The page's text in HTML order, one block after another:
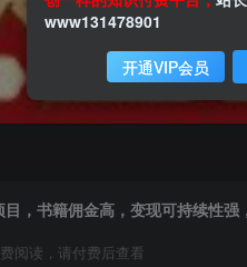
，书籍佣金高，变现可持续性强
阅读，请付费后查看
www131478901
开通VIP会员